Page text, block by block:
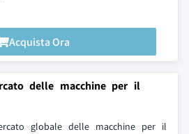
Acquista Ora
delle macchine per il
globale delle macchine per il